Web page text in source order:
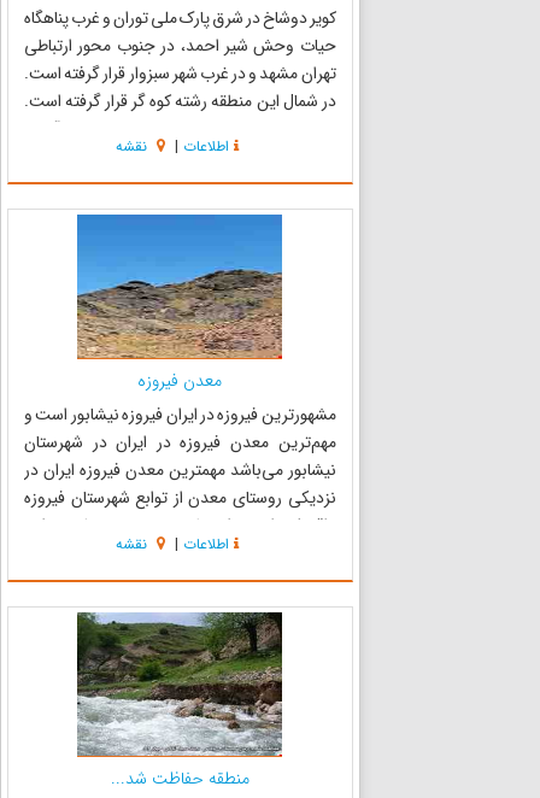
کویر دوشاخ در شرق پارک ملی توران و غرب پناهگاه
حیات وحش شیر احمد، در جنوب محور ارتباطی
تهران مشهد و در غرب شهر سبزوار قرار گرفته است.
در شمال این منطقه رشته کوه گر قرار گرفته است.
این منطقه با ارتفاع متوسط 800 متر از سطح آبهای
آزاد مکانی برای انباشت سیلابهای و هرز آب‌های
منطقه است. ...
اطلاعات | نقشه
معدن فیروزه
مشهورترین فیروزه در ایران فیروزه نیشابور است و
مهم‌ترین معدن فیروزه در ایران در شهرستان
نیشابور می‌باشد مهمترین معدن فیروزه ایران در
نزدیکی روستای معدن از توابع شهرستان فیروزه
واقع شده است و از سطح زمین ۲۰۱۲ متر بلندی دارد,
بیش از 2000 سال است که این معدن مورد
بهره‌برداری قرار می‌گیرد....
اطلاعات | نقشه
منطقه حفاظت شد...